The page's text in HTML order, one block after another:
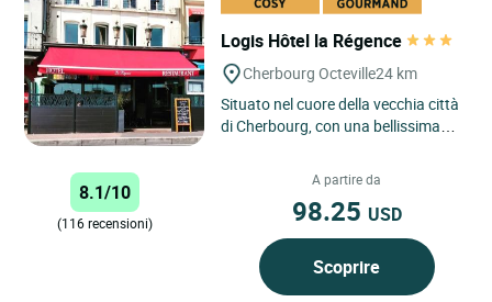
Logis Hôtel la Régence
Cherbourg Octeville24 km
Situato nel cuore della vecchia città
di Cherbourg, con una bellissima
8.1/10
(116 recensioni)
A partire da
98.25 USD
Scoprire